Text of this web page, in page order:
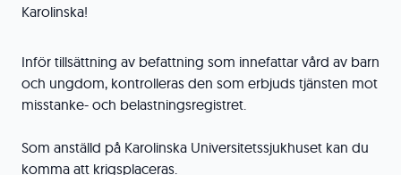
Karolinska!
Inför tillsättning av befattning som innefattar vård av barn
och ungdom, kontrolleras den som erbjuds tjänsten mot
misstanke- och belastningsregistret.
Som anställd på Karolinska Universitetssjukhuset kan du
komma att krigsplaceras.